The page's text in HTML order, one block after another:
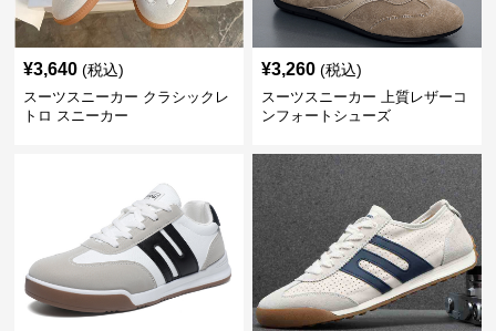
¥3,640 (税込)
スーツスニーカー クラシックレ
トロ スニーカー
¥3,260 (税込)
スーツスニーカー 上質レザーコ
ンフォートシューズ